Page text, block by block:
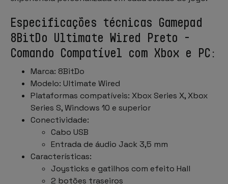
Especificações técnicas Gamepad
8BitDo Ultimate Wired Preto -
Comando Compatível com Xbox e PC:
Marca: 8BitDo
Modelo: Ultimate Wired
Plataformas compatíveis: Xbox Series X, Xbox
Series S, Windows 10 e superior
Conectividade:
Cabo USB
Entrada de áudio Jack 3,5 mm
Características:
Joysticks e gatilhos com efeito Hall
2 botões traseiros